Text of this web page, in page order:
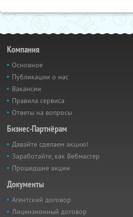
Компания
Основное
Публикации о нас
Вакансии
Правила сервиса
Ответы на вопросы
Бизнес-Партнёрам
Давайте сделаем акцию!
Заработайте, как Вебмастер
Прошедшие акции
Документы
Агентский договор
Лицензионный договор